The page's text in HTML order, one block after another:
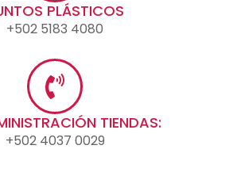
PLÁSTICOS
+502 5183 4080
TIENDAS:
+502 4037 0029